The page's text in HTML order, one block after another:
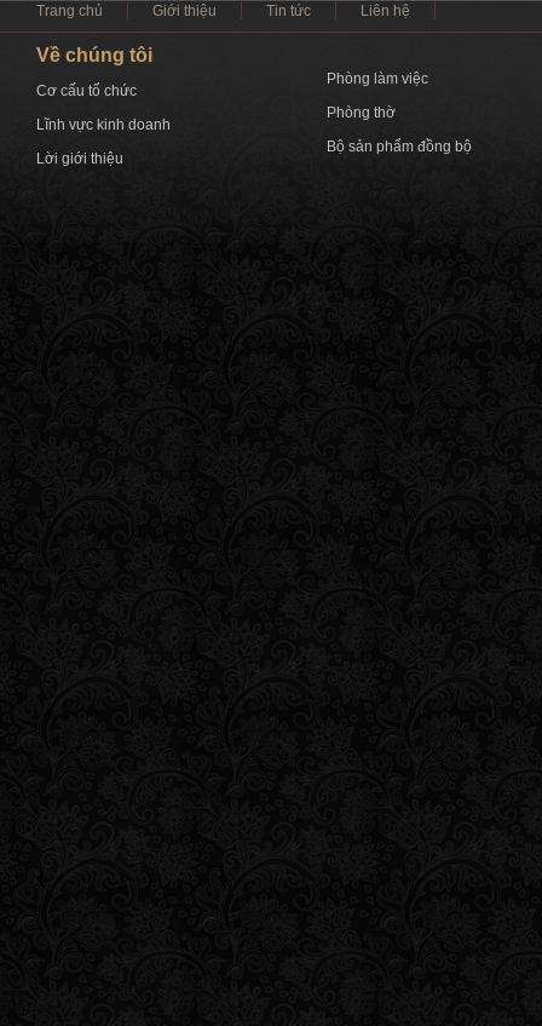
Trang chủ Giới thiệu Tin tức Liên hệ
Về chúng tôi
Cơ cấu tổ chức
Lĩnh vực kinh doanh
Lời giới thiệu
Phòng làm việc
Phòng thờ
Bộ sản phẩm đồng bộ